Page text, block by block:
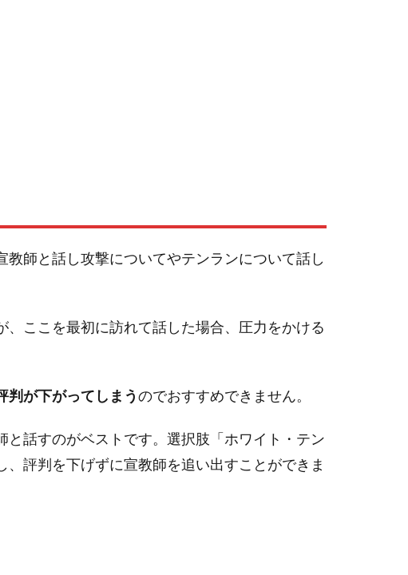
師と話し攻撃についてやテンランについて話し
ここを最初に訪れて話した場合、圧力をかける
判が下がってしまうのでおすすめできません。
と話すのがベストです。選択肢「ホワイト・テン
評判を下げずに宣教師を追い出すことができま